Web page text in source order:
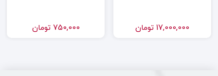
17,000,000 تومان 750,000 تومان